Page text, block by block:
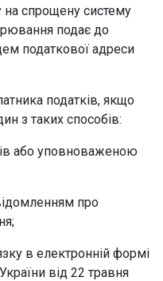
спрощену систему
подає до
податкової адреси
податків, якщо
з таких способів:
або уповноваженою
про
в електронній формі
від 22 травня